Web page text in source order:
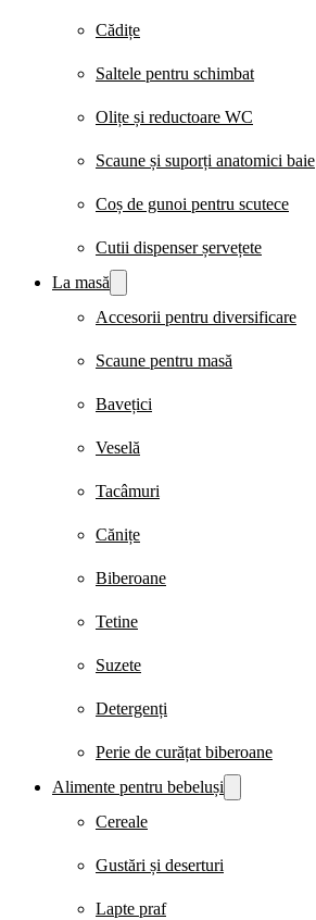
Cădițe
Saltele pentru schimbat
Olițe și reductoare WC
Scaune și suporți anatomici baie
Coș de gunoi pentru scutece
Cutii dispenser șervețete
La masă
Accesorii pentru diversificare
Scaune pentru masă
Bavețici
Veselă
Tacâmuri
Cănițe
Biberoane
Tetine
Suzete
Detergenți
Perie de curățat biberoane
Alimente pentru bebeluși
Cereale
Gustări și deserturi
Lapte praf